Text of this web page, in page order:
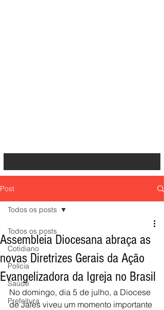
Post
Todos os posts
Cotidiano
Polícia
Saúde
Prefeitura
Todos os posts
Assembleia Diocesana abraça as
novas Diretrizes Gerais da Ação
Evangelizadora da Igreja no Brasil
No domingo, dia 5 de julho, a Diocese
de Jales viveu um momento importante